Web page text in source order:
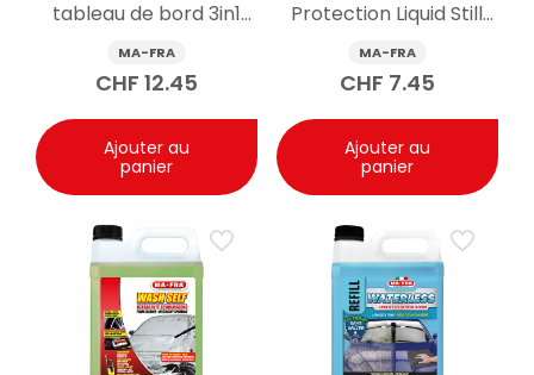
tableau de bord 3in1
super brillant pour
intérieur de voiture
MA-FRA
CHF 12.45
Ajouter au
panier
Protection Liquid Still
Flu Universal Violet -20
°C 1000 ml
MA-FRA
CHF 7.45
Ajouter au
panier